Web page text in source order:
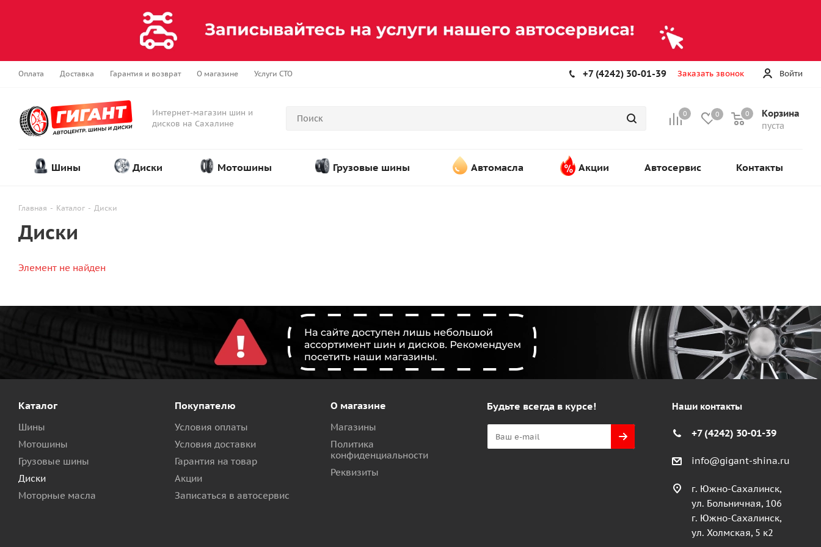
Оплата Доставка Гарантия и возврат О магазине Услуги СТО Войти
+7 (4242) 30-01-39 Заказать звонок
Интернет-магазин шин и
дисков на Сахалине
0 0 Корзина
пуста
0
Шины Диски Мотошины Грузовые шины Автомасла Акции Автосервис Контакты
Главная - Каталог - Диски
Диски
Элемент не найден
Каталог
Шины
Мотошины
Грузовые шины
Диски
Моторные масла
Покупателю
Условия оплаты
Условия доставки
Гарантия на товар
Акции
Записаться в автосервис
О магазине
Магазины
Политика
конфиденциальности
Реквизиты
Будьте всегда в курсе! Наши контакты
+7 (4242) 30-01-39
info@gigant-shina.ru
г. Южно-Сахалинск,
ул. Больничная, 106
г. Южно-Сахалинск,
ул. Холмская, 5 к2